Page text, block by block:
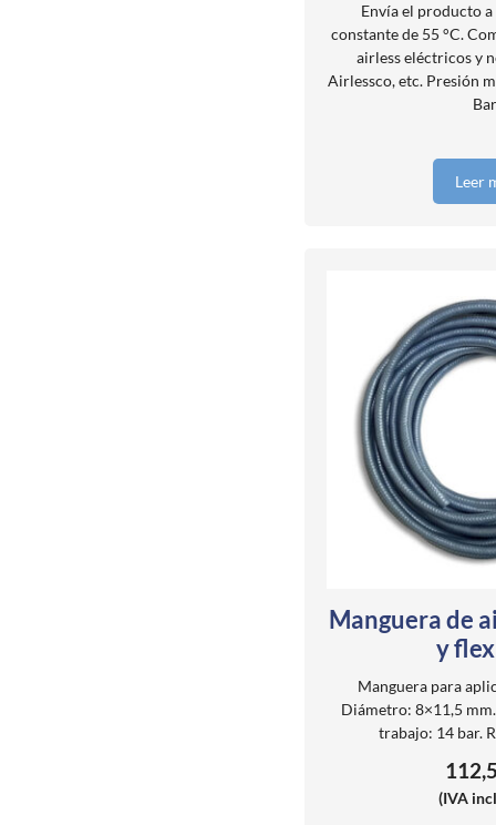
Envía el producto
constante de 55 °C.
airless eléctricos y
Airlessco, etc. Presión
Leer
Manguera de
y
Manguera para
Diámetro: 8×11,5
trabajo: 14 bar.
(IVA